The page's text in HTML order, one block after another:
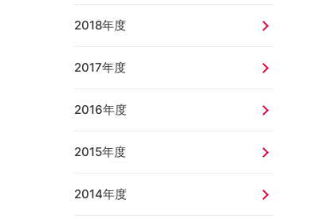
2018年度
2017年度
2016年度
2015年度
2014年度